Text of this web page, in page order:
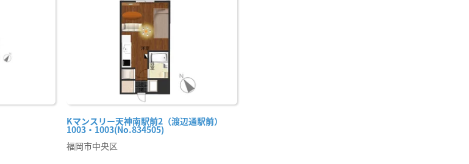
Kマンスリー天神南駅前2（渡辺通駅前）
1003・1003(No.834505)
福岡市中央区